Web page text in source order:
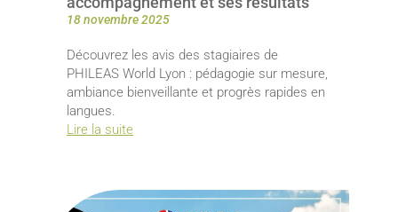
18 novembre 2025
Découvrez les avis des stagiaires de
PHILEAS World Lyon : pédagogie sur mesure,
ambiance bienveillante et progrès rapides en
langues.
Lire la suite